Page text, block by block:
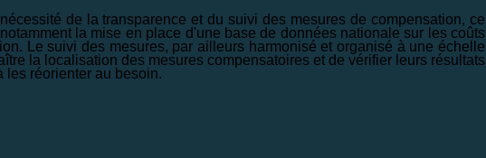
de la transparence et du suivi des mesures de compensation, ce
la mise en place d'une base de données nationale sur les coûts
Le suivi des mesures, par ailleurs harmonisé et organisé à une échelle
la localisation des mesures compensatoires et de vérifier leurs résultats
les réorienter au besoin.